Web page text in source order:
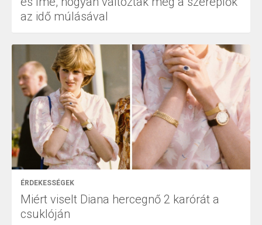
az idő múlásával
ÉRDEKESSÉGEK
Miért viselt Diana hercegnő 2 karórát a
csuklóján